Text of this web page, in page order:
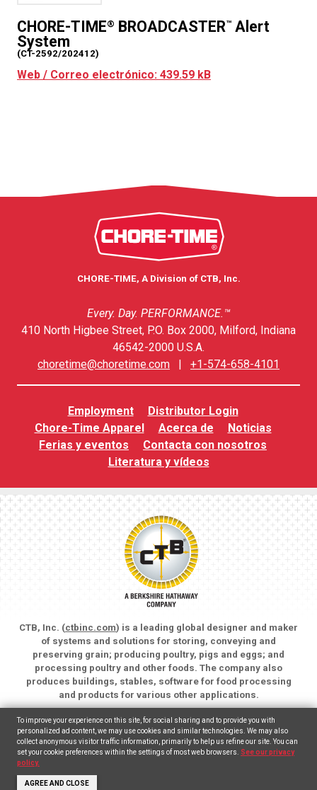
CHORE-TIME® BROADCASTER™ Alert
System
(CT-2592/202412)
Web / Correo electrónico: 439.59 kB
CHORE-TIME, A Division of CTB, Inc.
Every. Day. PERFORMANCE.™
410 North Higbee Street, P.O. Box 2000, Milford, Indiana
46542-2000 U.S.A.
choretime@choretime.com | +1-574-658-4101
Employment
Distributor Login
Chore-Time Apparel
Acerca de
Noticias
Ferias y eventos
Contacta con nosotros
Literatura y vídeos
CTB, Inc. (ctbinc.com) is a leading global designer and maker
of systems and solutions for storing, conveying and
preserving grain; producing poultry, pigs and eggs; and
processing poultry and other foods. The company also
produces buildings, stables, software for food processing
and products for various other applications.
Copyright © 2026 CTB, Inc. All rights reserved.
Legal Notices
Animal Care
To improve your experience on this site, for social sharing and to provide you with
personalized ad content, we may use cookies and similar technologies. We may also
collect anonymous visitor traffic information, primarily to help us refine our site. You can
set your cookie preferences within the settings of most web browsers. See our privacy
policy.
AGREE AND CLOSE